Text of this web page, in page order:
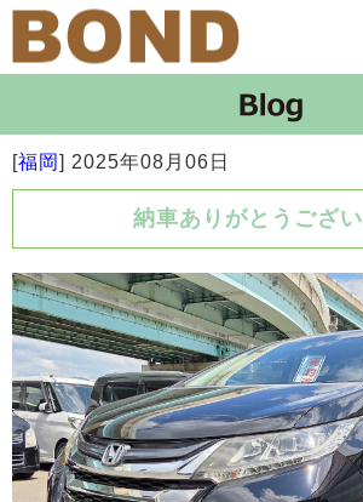
[福岡] 2025年08月06日
納車ありがとうござ